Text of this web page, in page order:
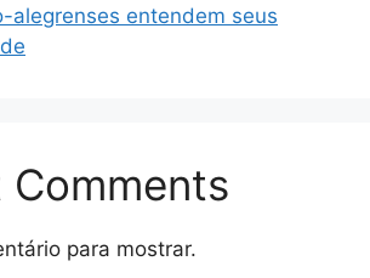
alegrenses entendem seus
Comments
para mostrar.